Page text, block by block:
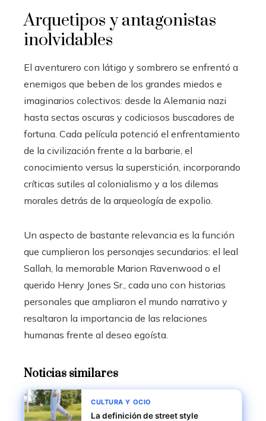
Arquetipos y antagonistas
inolvidables
El aventurero con látigo y sombrero se enfrentó a
enemigos que beben de los grandes miedos e
imaginarios colectivos: desde la Alemania nazi
hasta sectas oscuras y codiciosos buscadores de
fortuna. Cada película potenció el enfrentamiento
de la civilización frente a la barbarie, el
conocimiento versus la superstición, incorporando
críticas sutiles al colonialismo y a los dilemas
morales detrás de la arqueología de expolio.
Un aspecto de bastante relevancia es la función
que cumplieron los personajes secundarios: el leal
Sallah, la memorable Marion Ravenwood o el
querido Henry Jones Sr., cada uno con historias
personales que ampliaron el mundo narrativo y
resaltaron la importancia de las relaciones
humanas frente al deseo egoísta.
Noticias similares
CULTURA Y OCIO
La definición de street style